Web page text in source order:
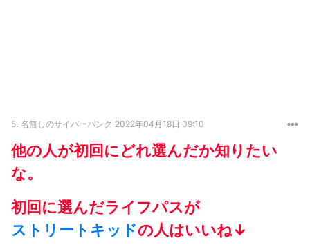
5. 名無しのサイバーパンク 2022年04月18日 09:10
他の人が初回にどれ選んだか知りたい
な。
初回に選んだライフパスが
ストリートキッドの人はいいね↓